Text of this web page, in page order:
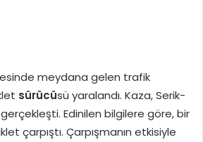
meydana gelen trafik
sürücüsü yaralandı. Kaza, Serik-
Edinilen bilgilere göre, bir
çarpıştı. Çarpışmanın etkisiyle